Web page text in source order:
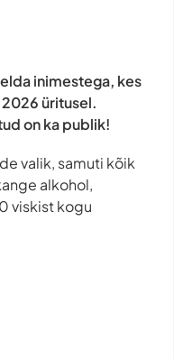
inimestega, kes
üritusel.
on ka publik!
valik, samuti kõik
alkohol,
viskist kogu